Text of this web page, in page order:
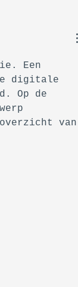
Een
digitale
Op de
van